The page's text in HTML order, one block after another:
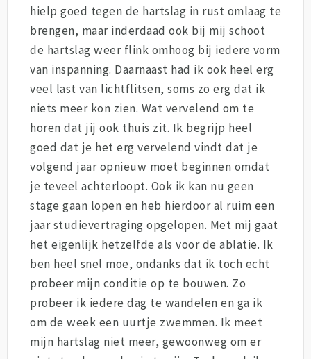
hielp goed tegen de hartslag in rust omlaag te
brengen, maar inderdaad ook bij mij schoot
de hartslag weer flink omhoog bij iedere vorm
van inspanning. Daarnaast had ik ook heel erg
veel last van lichtflitsen, soms zo erg dat ik
niets meer kon zien. Wat vervelend om te
horen dat jij ook thuis zit. Ik begrijp heel
goed dat je het erg vervelend vindt dat je
volgend jaar opnieuw moet beginnen omdat
je teveel achterloopt. Ook ik kan nu geen
stage gaan lopen en heb hierdoor al ruim een
jaar studievertraging opgelopen. Met mij gaat
het eigenlijk hetzelfde als voor de ablatie. Ik
ben heel snel moe, ondanks dat ik toch echt
probeer mijn conditie op te bouwen. Zo
probeer ik iedere dag te wandelen en ga ik
om de week een uurtje zwemmen. Ik meet
mijn hartslag niet meer, gewoonweg om er